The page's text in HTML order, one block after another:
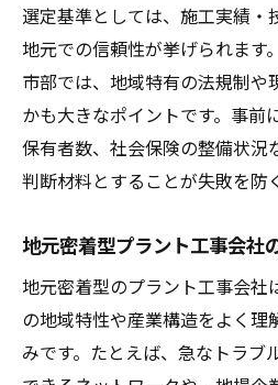
プラント工事会社の
口コミや評判から見
び
契約前に確認したい
ント
プラント工事会社の対
探る
転職・採用視点で見るプ
プラント工事業界の
選定基準としては、施工実績・
地元での信頼性が挙げられます
市部では、地域特有の法規制や
かも大きなポイントです。事前
保有者数、社会保険の整備状況
判断材料とすることが失敗を防
地元密着型プラント工事会社
地元密着型のプラント工事会社
の地域特性や産業構造をよく理
みです。たとえば、急なトラブ